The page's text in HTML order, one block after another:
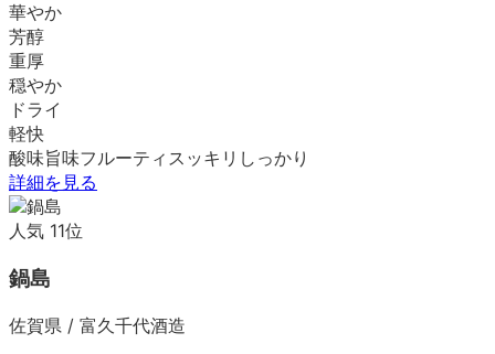
華やか
芳醇
重厚
穏やか
ドライ
軽快
酸味旨味フルーティ スッキリ しっかり
詳細を見る
人気 11位
鍋島
佐賀県 / 富久千代酒造